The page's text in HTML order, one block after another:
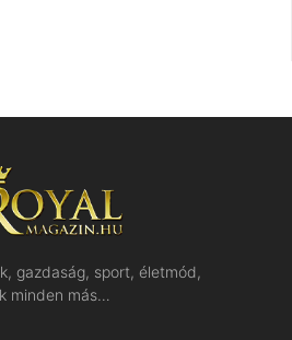
gazdaság, sport, életmód,
minden más…